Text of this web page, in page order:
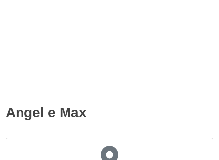
Angel e Max